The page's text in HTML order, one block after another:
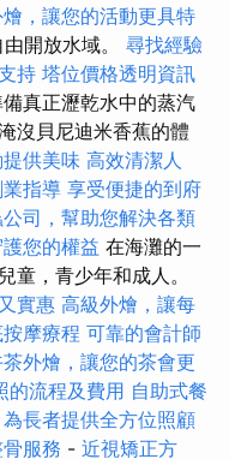
，讓您的活動更具特
開放水域。 尋找經驗
持 塔位價格透明資訊
真正瀝乾水中的蒸汽
沒貝尼迪米香蕉的體
供美味 高效清潔人
指導 享受便捷的到府
司，幫助您解決各類
您的權益 在海灘的一
童，青少年和成人。
實惠 高級外燴，讓每
摩療程 可靠的會計師
外燴，讓您的茶會更
的流程及費用 自助式餐
長者提供全方位照顧
服務 - 近視矯正方